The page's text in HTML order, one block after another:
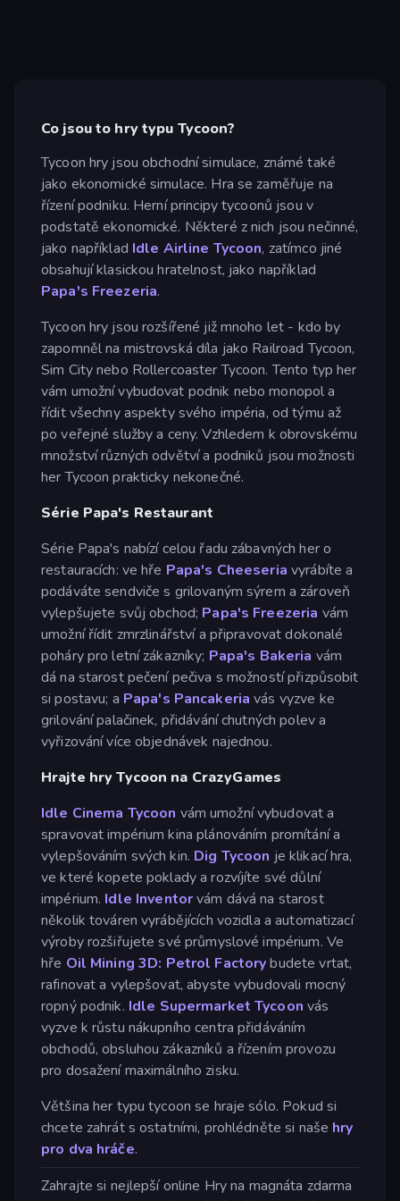
Co jsou to hry typu Tycoon?
Tycoon hry jsou obchodní simulace, známé také
jako ekonomické simulace. Hra se zaměřuje na
řízení podniku. Herní principy tycoonů jsou v
podstatě ekonomické. Některé z nich jsou nečinné,
jako například Idle Airline Tycoon, zatímco jiné
obsahují klasickou hratelnost, jako například
Papa's Freezeria.
Tycoon hry jsou rozšířené již mnoho let - kdo by
zapomněl na mistrovská díla jako Railroad Tycoon,
Sim City nebo Rollercoaster Tycoon. Tento typ her
vám umožní vybudovat podnik nebo monopol a
řídit všechny aspekty svého impéria, od týmu až
po veřejné služby a ceny. Vzhledem k obrovskému
množství různých odvětví a podniků jsou možnosti
her Tycoon prakticky nekonečné.
Série Papa's Restaurant
Série Papa's nabízí celou řadu zábavných her o
restauracích: ve hře Papa's Cheeseria vyrábíte a
podáváte sendviče s grilovaným sýrem a zároveň
vylepšujete svůj obchod; Papa's Freezeria vám
umožní řídit zmrzlinářství a připravovat dokonalé
poháry pro letní zákazníky; Papa's Bakeria vám
dá na starost pečení pečiva s možností přizpůsobit
si postavu; a Papa's Pancakeria vás vyzve ke
grilování palačinek, přidávání chutných polev a
vyřizování více objednávek najednou.
Hrajte hry Tycoon na CrazyGames
Idle Cinema Tycoon vám umožní vybudovat a
spravovat impérium kina plánováním promítání a
vylepšováním svých kin. Dig Tycoon je klikací hra,
ve které kopete poklady a rozvíjíte své důlní
impérium. Idle Inventorvám dává na starost
několik továren vyrábějících vozidla a automatizací
výroby rozšiřujete své průmyslové impérium. Ve
hře Oil Mining 3D: Petrol Factorybudete vrtat,
rafinovat a vylepšovat, abyste vybudovali mocný
ropný podnik. Idle Supermarket Tycoon vás
vyzve k růstu nákupního centra přidáváním
obchodů, obsluhou zákazníků a řízením provozu
pro dosažení maximálního zisku.
Většina her typu tycoon se hraje sólo. Pokud si
chcete zahrát s ostatními, prohlédněte si naše hry
pro dva hráče.
Zahrajte si nejlepší online Hry na magnáta zdarma